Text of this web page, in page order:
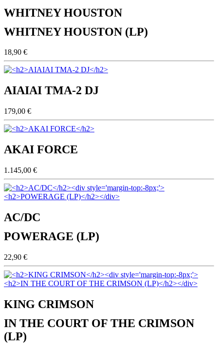
WHITNEY HOUSTON
WHITNEY HOUSTON (LP)
18,90 €
AIAIAI TMA-2 DJ
179,00 €
AKAI FORCE
1.145,00 €
AC/DC
POWERAGE (LP)
22,90 €
KING CRIMSON
IN THE COURT OF THE CRIMSON
(LP)